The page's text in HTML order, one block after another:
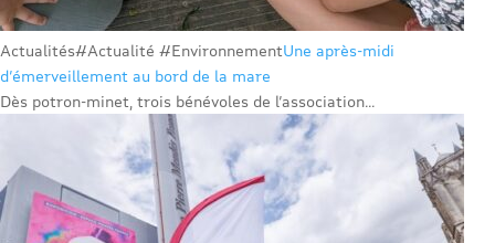
Actualités#Actualité #EnvironnementUne après-midi
d’émerveillement au bord de la mare
Dès potron-minet, trois bénévoles de l’association...